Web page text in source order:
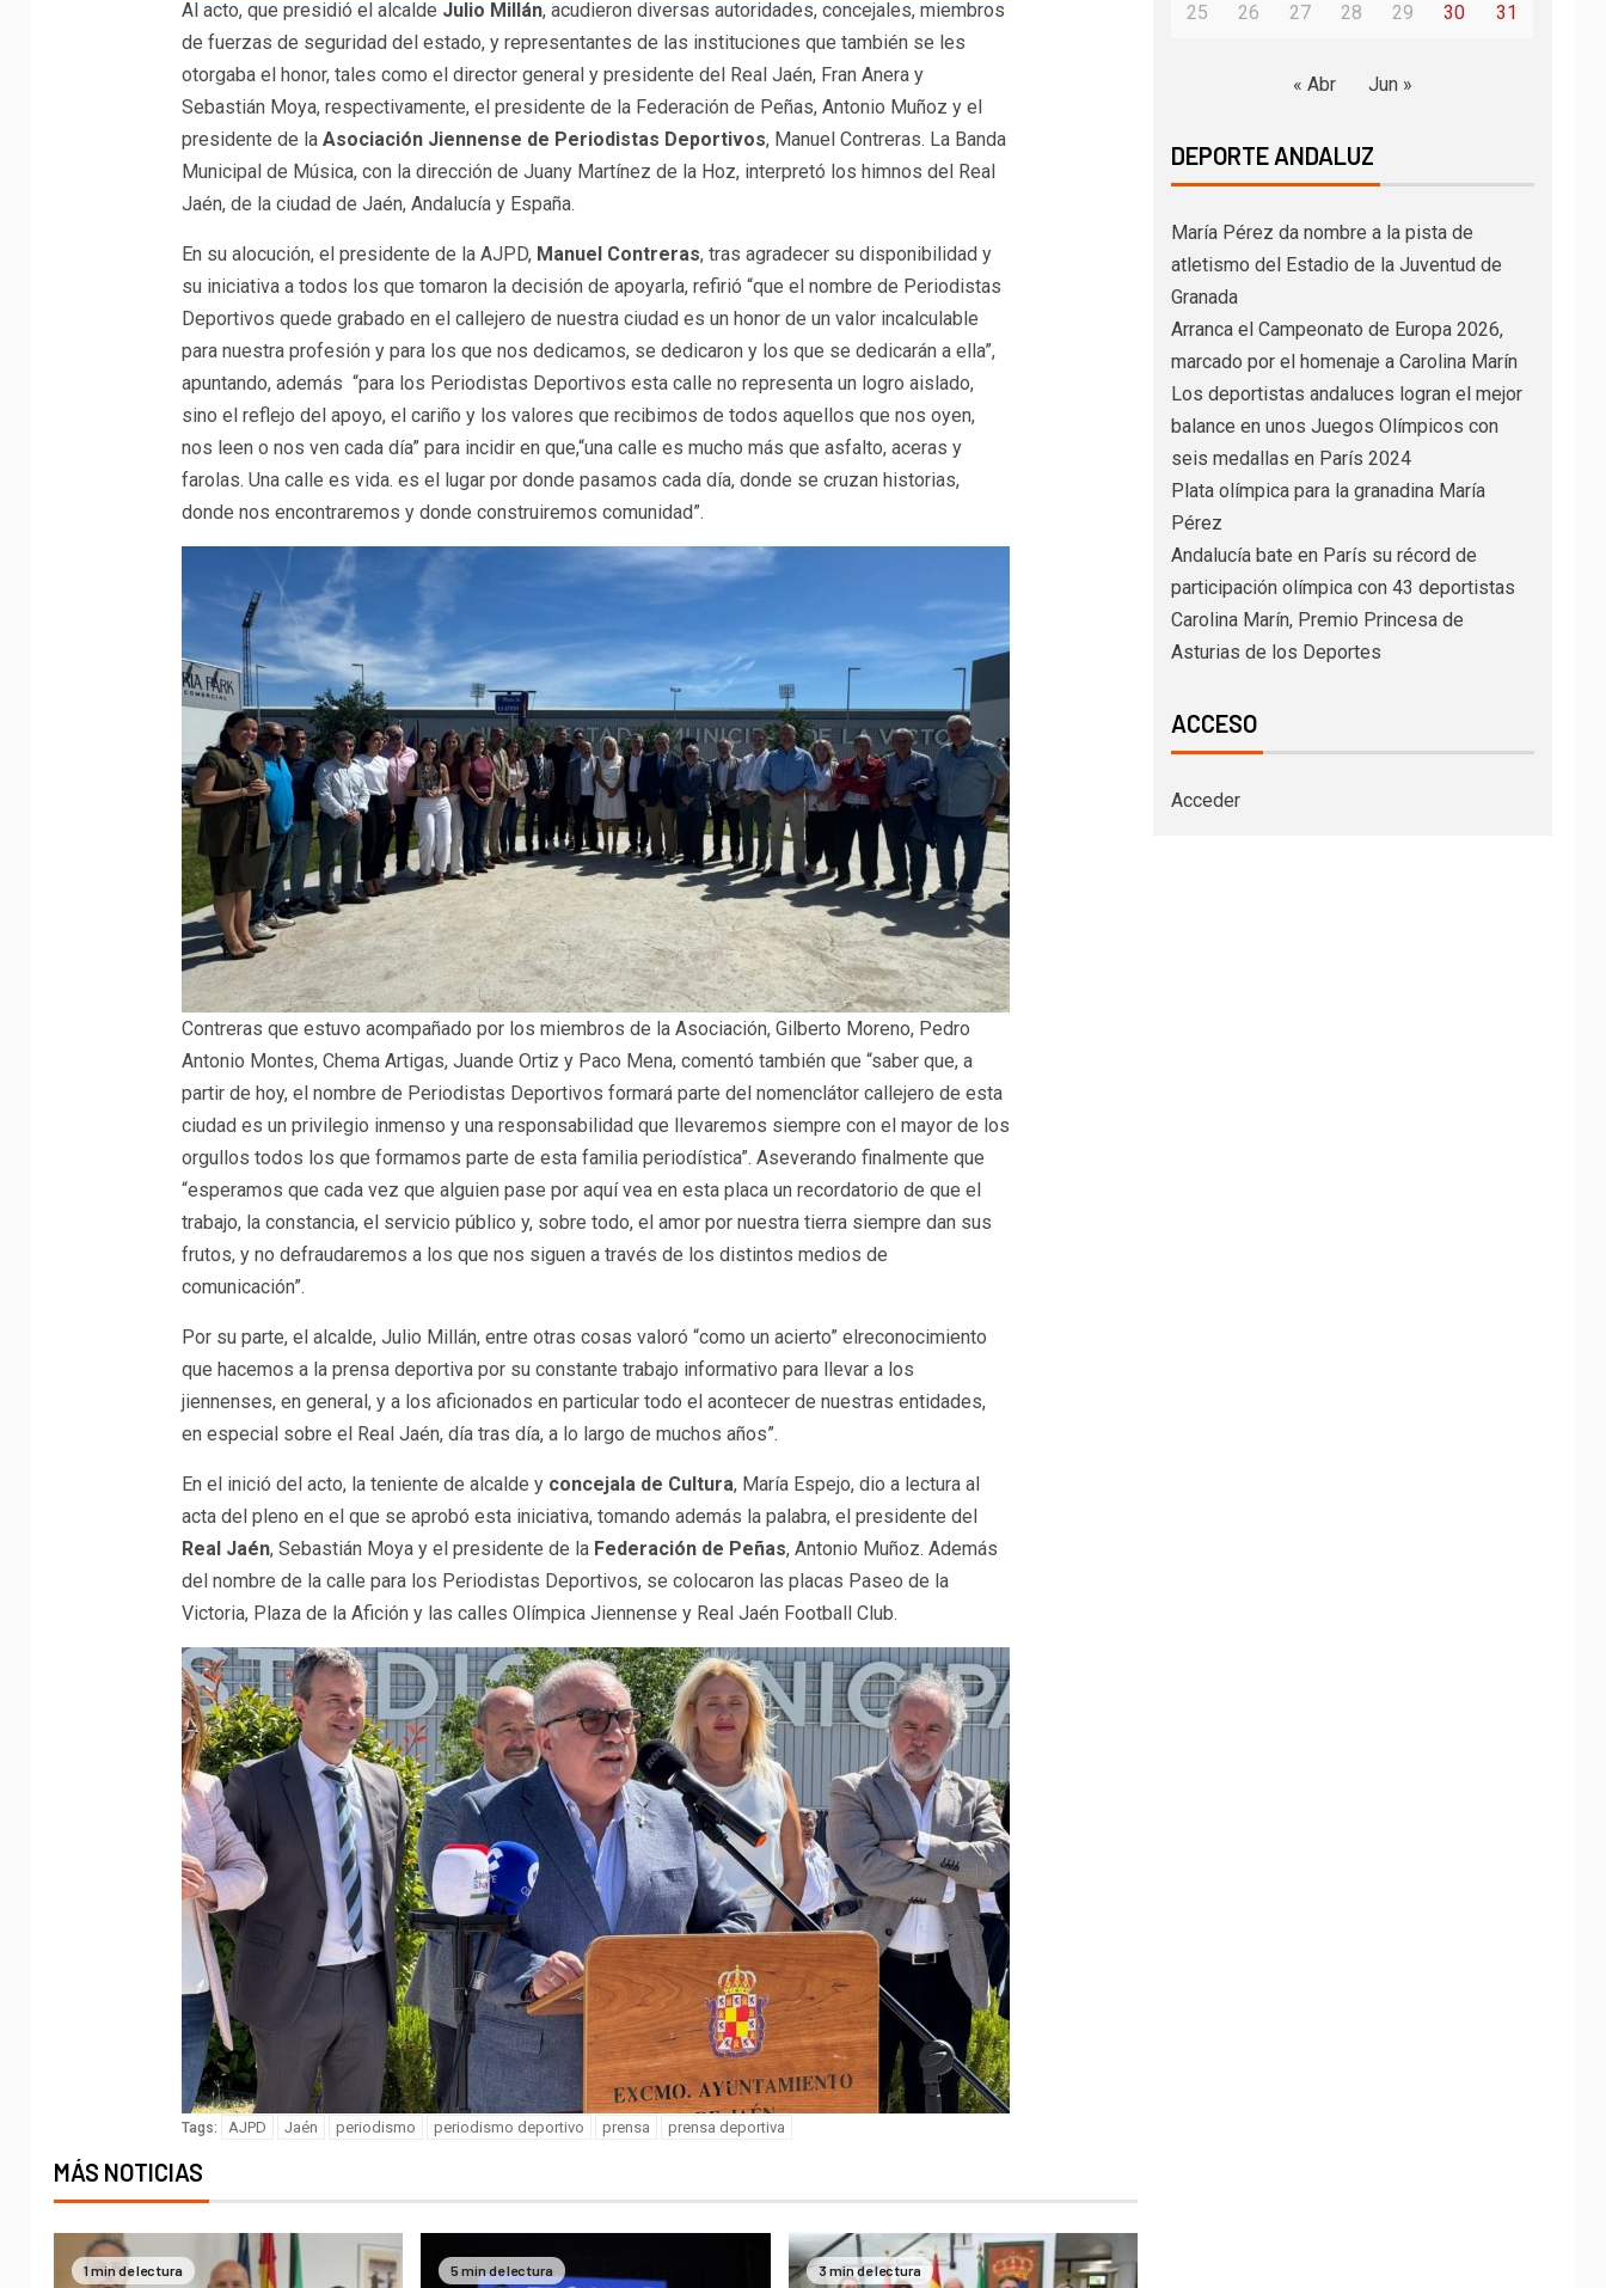
Al acto, que presidió el alcalde Julio Millán, acudieron diversas autoridades, concejales, miembros
de fuerzas de seguridad del estado, y representantes de las instituciones que también se les
otorgaba el honor, tales como el director general y presidente del Real Jaén, Fran Anera y
Sebastián Moya, respectivamente, el presidente de la Federación de Peñas, Antonio Muñoz y el
presidente de la Asociación Jiennense de Periodistas Deportivos, Manuel Contreras. La Banda
Municipal de Música, con la dirección de Juany Martínez de la Hoz, interpretó los himnos del Real
Jaén, de la ciudad de Jaén, Andalucía y España.
En su alocución, el presidente de la AJPD, Manuel Contreras, tras agradecer su disponibilidad y
su iniciativa a todos los que tomaron la decisión de apoyarla, refirió “que el nombre de Periodistas
Deportivos quede grabado en el callejero de nuestra ciudad es un honor de un valor incalculable
para nuestra profesión y para los que nos dedicamos, se dedicaron y los que se dedicarán a ella”,
apuntando, además “para los Periodistas Deportivos esta calle no representa un logro aislado,
sino el reflejo del apoyo, el cariño y los valores que recibimos de todos aquellos que nos oyen,
nos leen o nos ven cada día” para incidir en que,“una calle es mucho más que asfalto, aceras y
farolas. Una calle es vida. es el lugar por donde pasamos cada día, donde se cruzan historias,
donde nos encontraremos y donde construiremos comunidad”.
Contreras que estuvo acompañado por los miembros de la Asociación, Gilberto Moreno, Pedro
Antonio Montes, Chema Artigas, Juande Ortiz y Paco Mena, comentó también que “saber que, a
partir de hoy, el nombre de Periodistas Deportivos formará parte del nomenclátor callejero de esta
ciudad es un privilegio inmenso y una responsabilidad que llevaremos siempre con el mayor de los
orgullos todos los que formamos parte de esta familia periodística”. Aseverando finalmente que
“esperamos que cada vez que alguien pase por aquí vea en esta placa un recordatorio de que el
trabajo, la constancia, el servicio público y, sobre todo, el amor por nuestra tierra siempre dan sus
frutos, y no defraudaremos a los que nos siguen a través de los distintos medios de
comunicación”.
Por su parte, el alcalde, Julio Millán, entre otras cosas valoró “como un acierto” elreconocimiento
que hacemos a la prensa deportiva por su constante trabajo informativo para llevar a los
jiennenses, en general, y a los aficionados en particular todo el acontecer de nuestras entidades,
en especial sobre el Real Jaén, día tras día, a lo largo de muchos años”.
En el inició del acto, la teniente de alcalde y concejala de Cultura, María Espejo, dio a lectura al
acta del pleno en el que se aprobó esta iniciativa, tomando además la palabra, el presidente del
Real Jaén, Sebastián Moya y el presidente de la Federación de Peñas, Antonio Muñoz. Además
del nombre de la calle para los Periodistas Deportivos, se colocaron las placas Paseo de la
Victoria, Plaza de la Afición y las calles Olímpica Jiennense y Real Jaén Football Club.
Tags: AJPD Jaén periodismo periodismo deportivo prensa prensa deportiva
MÁS NOTICIAS
1 min de lectura 5 min de lectura 3 min de lectura
25 26 27 28 29 30 31
« Abr Jun »
DEPORTE ANDALUZ
María Pérez da nombre a la pista de
atletismo del Estadio de la Juventud de
Granada
Arranca el Campeonato de Europa 2026,
marcado por el homenaje a Carolina Marín
Los deportistas andaluces logran el mejor
balance en unos Juegos Olímpicos con
seis medallas en París 2024
Plata olímpica para la granadina María
Pérez
Andalucía bate en París su récord de
participación olímpica con 43 deportistas
Carolina Marín, Premio Princesa de
Asturias de los Deportes
ACCESO
Acceder